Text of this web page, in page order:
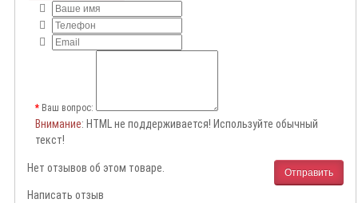
Ваш вопрос:
Внимание: HTML не поддерживается! Используйте обычный
текст!
Отправить
Нет отзывов об этом товаре.
Написать отзыв